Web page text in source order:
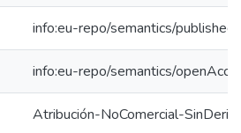
info:eu-repo/semantics/
info:eu-repo/semantics/
Atribución-NoComercial-